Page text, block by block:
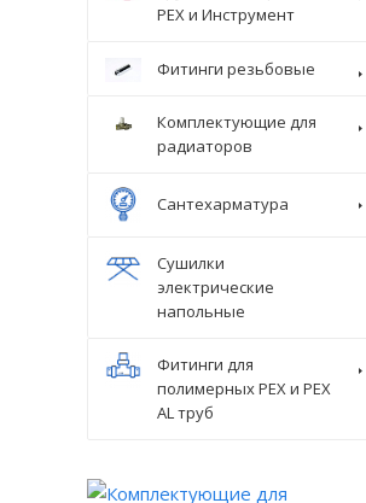
PEX и Инструмент
Фитинги резьбовые
Комплектующие для
радиаторов
Сантехарматура
Сушилки
электрические
напольные
Фитинги для
полимерных PEX и PEX
AL труб